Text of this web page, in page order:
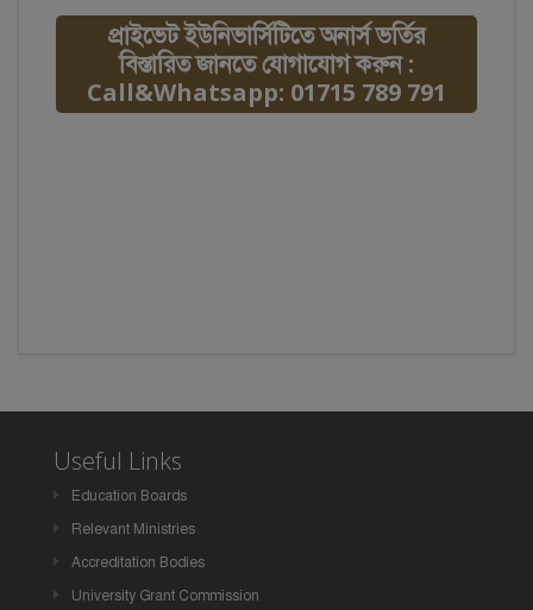
প্রাইভেট ইউনিভার্সিটিতে অনার্স ভর্তির
বিস্তারিত জানতে যোগাযোগ করুন :
Call&Whatsapp: 01715 789 791
Useful Links
Education Boards
Relevant Ministries
Accreditation Bodies
University Grant Commission